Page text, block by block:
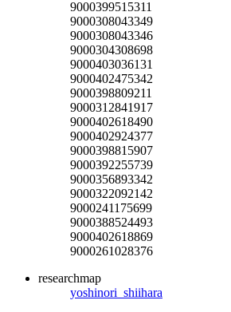
9000399515311
9000308043349
9000308043346
9000304308698
9000403036131
9000402475342
9000398809211
9000312841917
9000402618490
9000402924377
9000398815907
9000392255739
9000356893342
9000322092142
9000241175699
9000388524493
9000402618869
9000261028376
researchmap
yoshinori_shiihara